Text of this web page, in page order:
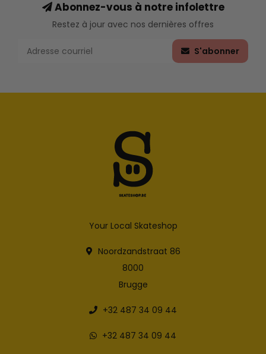
Abonnez-vous à notre infolettre
Restez à jour avec nos dernières offres
S'abonner
Your Local Skateshop
Noordzandstraat 86
8000
Brugge
+32 487 34 09 44
+32 487 34 09 44